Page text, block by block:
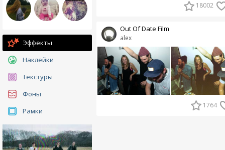
Эффекты
Наклейки
Текстуры
Фоны
Рамки
18002
alex
Out Of Date Film
1764